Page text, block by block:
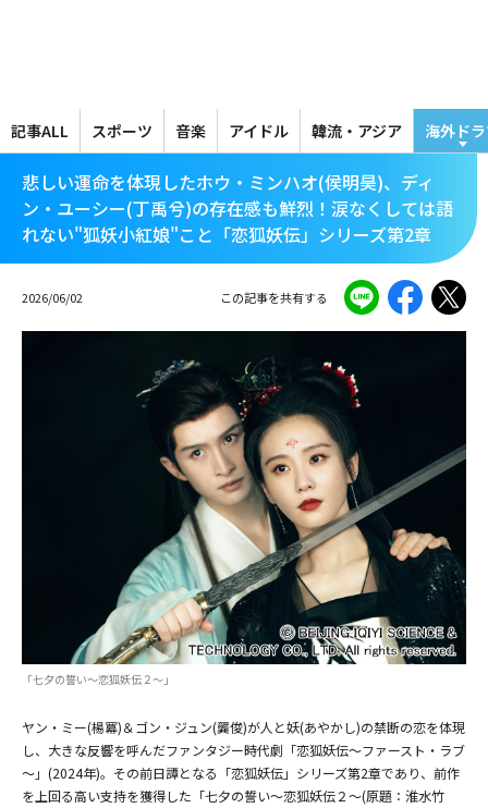
テ
ン
記事ALL スポーツ 音楽 アイドル 韓流・アジア 海外ド
悲しい運命を体現したホウ・ミンハオ(侯明昊)、ディ
ン・ユーシー(丁禹兮)の存在感も鮮烈！涙なくしては語
れない"狐妖小紅娘"こと「恋狐妖伝」シリーズ第2章
2026/06/02 この記事を共有する
「七夕の誓い～恋狐妖伝２～」
ヤン・ミー(楊冪)＆ゴン・ジュン(龔俊)が人と妖(あやかし)の禁断の恋を体現
し、大きな反響を呼んだファンタジー時代劇「恋狐妖伝～ファースト・ラブ
～」(2024年)。その前日譚となる「恋狐妖伝」シリーズ第2章であり、前作
を上回る高い支持を獲得した「七夕の誓い～恋狐妖伝２～(原題：淮水竹
(C) BEIJING IQIYI SCIENCE & TECHNOLOGY CO., LTD. All rights reserved.